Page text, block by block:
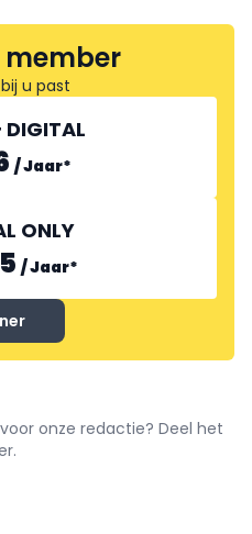
u past
DIGITAL
/Jaar*
ONLY
/Jaar*
onze redactie? Deel het